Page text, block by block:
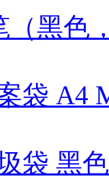
（黑色
袋 A4
袋 黑